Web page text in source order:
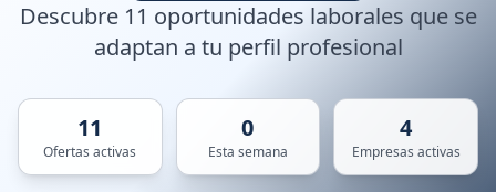
Descubre 11 oportunidades laborales que se
adaptan a tu perfil profesional
11
Ofertas activas
0
Esta semana
4
Empresas activas